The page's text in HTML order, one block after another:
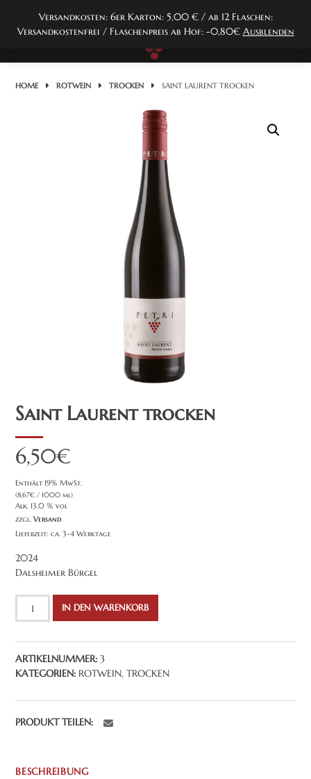
0
HOME ROTWEIN TROCKEN SAINT LAURENT TROCKEN
Saint Laurent trocken
6,50€
Enthält 19% MwSt.
(8,67€ / 1000 ml)
Alk. 13,0 % vol
zzgl.Versand
Lieferzeit: ca. 3-4 Werktage
2024
Dalsheimer Bürgel
Saint
Laurent
Menge
IN DEN WARENKORB
ARTIKELNUMMER: 3
KATEGORIEN: ROTWEIN,TROCKEN
PRODUKT TEILEN:
BESCHREIBUNG
Versandkosten: 6er Karton: 5,00 € / ab 12 Flaschen:
Versandkostenfrei / Flaschenpreis ab Hof: -0,80€ Ausblenden